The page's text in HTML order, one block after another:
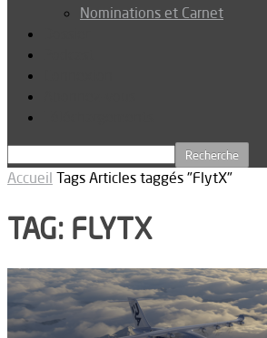
Nominations et Carnet
Accueil Tags Articles taggés "FlytX"
TAG: FLYTX